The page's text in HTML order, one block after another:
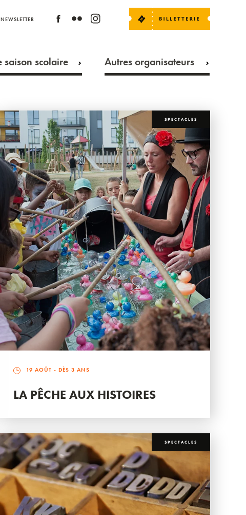
NEWSLETTER
saison scolaire Autres organisateurs
SPECTACLES
19 AOÛT - DÈS 3 ANS
LA PÊCHE AUX HISTOIRES
SPECTACLES